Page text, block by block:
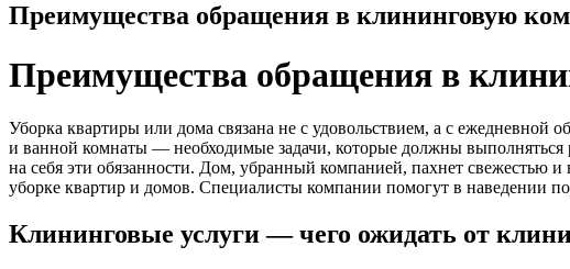
Преимущества обращения в клининговую
Преимущества обращения в
Уборка квартиры или дома связана не с удовольствием, а с ежедневной
и ванной комнаты — необходимые задачи, которые должны выполняться
на себя эти обязанности. Дом, убранный компанией, пахнет свежестью
уборке квартир и домов. Специалисты компании помогут в наведении
Клининговые услуги — чего ожидать от